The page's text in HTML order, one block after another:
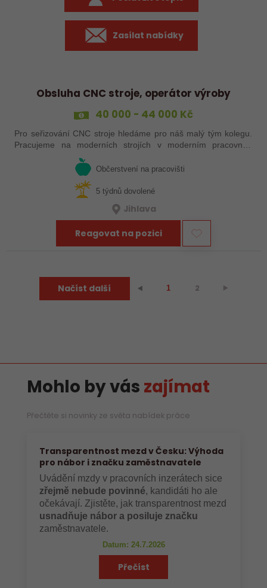
Zasílat nabídky
Obsluha CNC stroje, operátor výroby
40 000 - 44 000 Kč
Pro seřizování CNC stroje hledáme pro náš malý tým kolegu.
Pracujeme na moderních strojích v moderním pracovním
prostředí. Pracovistě u Jihlavy.
Občerstvení na pracovišti
5 týdnů dovolené
Jihlava
Reagovat na pozici
Načíst další ⯇ 1 2 ⯈
Mohlo by vás zajímat
Přečtěte si novinky ze světa nabídek práce
Transparentnost mezd v Česku: Výhoda
pro nábor i značku zaměstnavatele
Uvádění mzdy v pracovních inzerátech sice
zřejmě nebude povinné, kandidáti ho ale
očekávají. Zjistěte, jak transparentnost mezd
usnadňuje nábor a posiluje značku
zaměstnavatele.
Datum: 24.7.2026
Přečíst